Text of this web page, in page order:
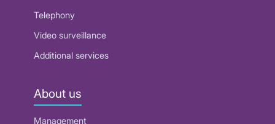
Telephony
Video surveillance
Additional services
About us
Management